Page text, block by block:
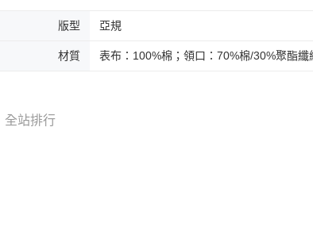
版型 亞規
材質 表布：100%棉；領口：70%棉/30%聚酯纖
全站排行